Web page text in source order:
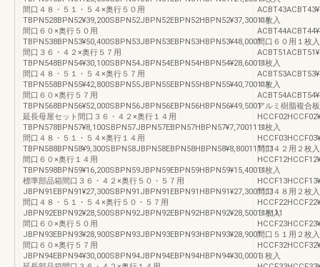
間口４８・５１・５４×奥行５０用
TBPN528BPN52¥39,200SBPN52JBPN52EBPN52HBPN52¥37,300111
間口６０×奥行５０用
TBPN538BPN53¥50,400SBPN53JBPN53EBPN53HBPN53¥48,0001
間口３６・４２×奥行５７用
TBPN548BPN54¥30,100SBPN54JBPN54EBPN54HBPN54¥28,60011
間口４８・５１・５４×奥行５７用
TBPN558BPN55¥42,800SBPN55JBPN55EBPN55HBPN55¥40,700111
間口６０×奥行５７用
TBPN568BPN56¥52,000SBPN56JBPN56EBPN56HBPN56¥49,5001
延長母屋セット間口３６・４２×奥行１４用
TBPN578BPN57¥8,100SBPN57JBPN57EBPN57HBPN57¥7,7001111
間口４８・５１・５４×奥行１４用
TBPN588BPN58¥9,300SBPN58JBPN58EBPN58HBPN58¥8,800111111
間口６０×奥行１４用
TBPN598BPN59¥16,200SBPN59JBPN59EBPN59HBPN59¥15,40011
標準部品箱間口３６・４２×奥行５０・５７用
JBPN91EBPN91¥27,300SBPN91JBPN91EBPN91HBPN91¥27,3001111
間口４８・５１・５４×奥行５０・５７用
JBPN92EBPN92¥28,500SBPN92JBPN92EBPN92HBPN92¥28,500111111
間口６０×奥行５０用
JBPN93EBPN93¥28,900SBPN93JBPN93EBPN93HBPN93¥28,9001
間口６０×奥行５７用
JBPN94EBPN94¥30,000SBPN94JBPN94EBPN94HBPN94¥30,0001
４枚入
間口６０用１枚入
３枚入
４枚入
アルミ樹脂複合
３枚入
間口４２用２枚入
３枚入
間口４８用２枚入
３枚入
間口５１用２枚入
３枚入